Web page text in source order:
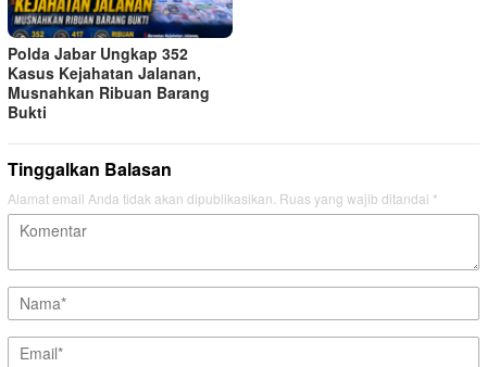
Polda Jabar Ungkap 352
Kasus Kejahatan Jalanan,
Musnahkan Ribuan Barang
Bukti
Tinggalkan Balasan
Alamat email Anda tidak akan dipublikasikan. Ruas yang wajib ditandai *